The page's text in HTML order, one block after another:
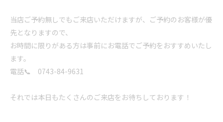
当店ご予約無しでもご来店いただけますが、ご予約のお客様が優
先となりますので、
お時間に限りがある方は事前にお電話でご予約をおすすめいたし
ます。
電話📞 0743-84-9631
それでは本日もたくさんのご来店をお待ちしております！